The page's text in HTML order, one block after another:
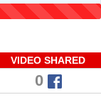
VIDEO SHARED
0